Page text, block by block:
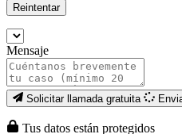
Reintentar
Mensaje
Solicitar llamada gratuita
Tus datos están protegidos